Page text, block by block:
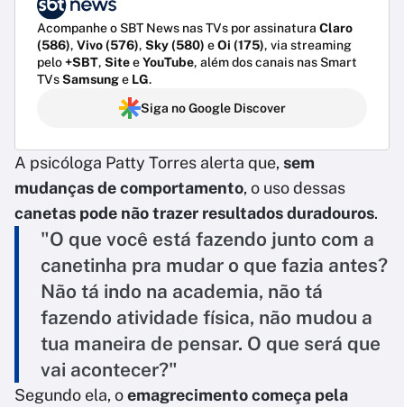
Acompanhe o SBT News nas TVs por assinatura Claro
(586), Vivo (576), Sky (580) eOi (175), via streaming
pelo+SBT, SiteeYouTube, além dos canais nas Smart
TVsSamsunge LG.
Siga no Google Discover
A psicóloga Patty Torres alerta que, sem
mudanças de comportamento, o uso dessas
canetas pode não trazer resultados duradouros.
"O que você está fazendo junto com a
canetinha pra mudar o que fazia antes?
Não tá indo na academia, não tá
fazendo atividade física, não mudou a
tua maneira de pensar. O que será que
vai acontecer?"
Segundo ela, oemagrecimento começa pela